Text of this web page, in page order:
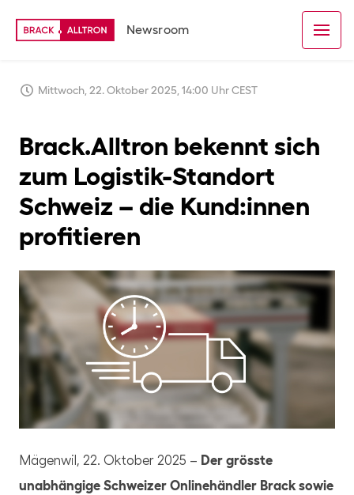
Newsroom
Mittwoch, 22. Oktober 2025, 14:00 Uhr CEST
Brack.Alltron bekennt sich
zum Logistik-Standort
Schweiz – die Kund:innen
profitieren
JPG
Mägenwil, 22. Oktober 2025 – Der grösste
unabhängige Schweizer Onlinehändler Brack sowie